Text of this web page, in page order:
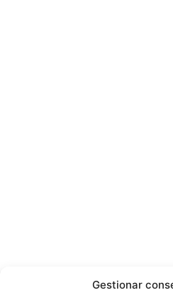
Gestionar